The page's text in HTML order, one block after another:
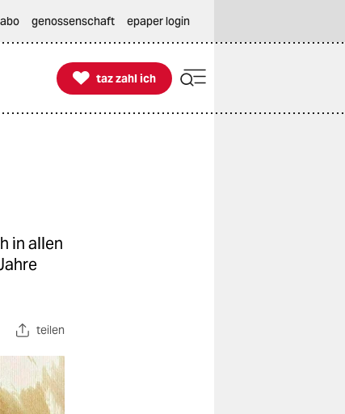
abo genossenschaft epaper login

taz zahl ich
taz zahl ich
in allen
teilen